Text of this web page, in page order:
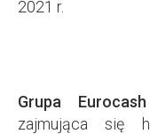
2021 r.
Grupa
zajmująca się